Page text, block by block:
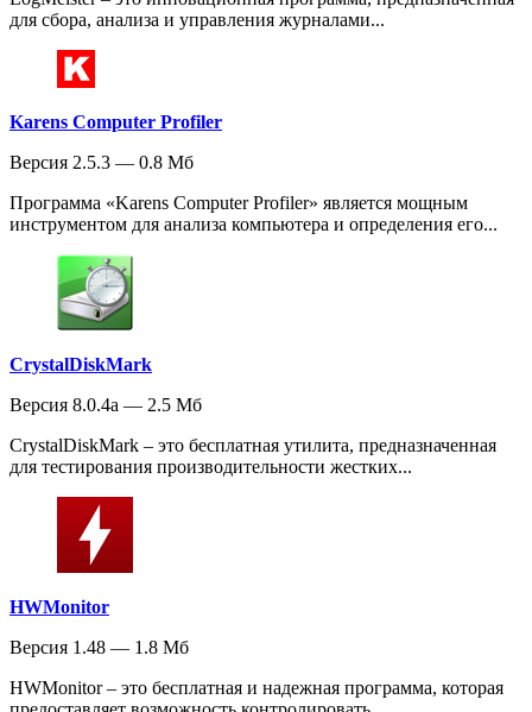
для сбора, анализа и управления журналами...
Karens Computer Profiler
Версия 2.5.3 — 0.8 Мб
Программа «Karens Computer Profiler» является мощным
инструментом для анализа компьютера и определения его...
CrystalDiskMark
Версия 8.0.4a — 2.5 Мб
CrystalDiskMark – это бесплатная утилита, предназначенная
для тестирования производительности жестких...
HWMonitor
Версия 1.48 — 1.8 Мб
HWMonitor – это бесплатная и надежная программа, которая